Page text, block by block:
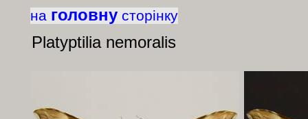
на головну сторінку
Platyptilia nemoralis